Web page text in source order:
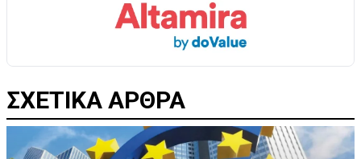
ΣΧΕΤΙΚΑ ΑΡΘΡΑ